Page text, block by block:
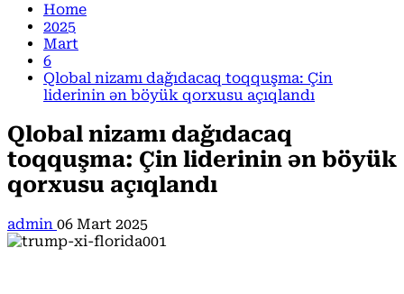
Home
2025
Mart
6
Qlobal nizamı dağıdacaq toqquşma: Çin
liderinin ən böyük qorxusu açıqlandı
Qlobal nizamı dağıdacaq
toqquşma: Çin liderinin ən böyük
qorxusu açıqlandı
admin 06 Mart 2025